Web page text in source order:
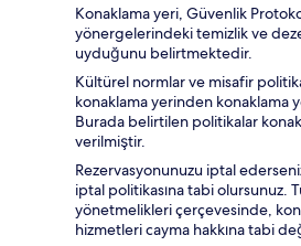
Konaklama yeri, Güvenlik
yönergelerindeki temizlik ve
uyduğunu belirtmektedir.
Kültürel normlar ve misafir
konaklama yerinden konaklama
Burada belirtilen politikalar
verilmiştir.
Rezervasyonunuzu iptal
iptal politikasına tabi olursunuz.
yönetmelikleri çerçevesinde,
hizmetleri cayma hakkına tabi